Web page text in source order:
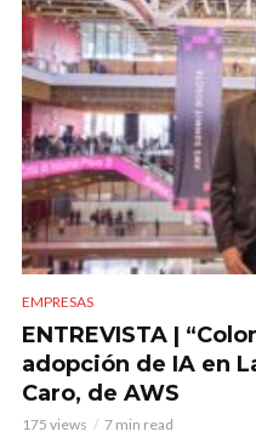
EMPRESAS
ENTREVISTA |
adopción de IA en
Caro, de AWS
175 views 7 min read